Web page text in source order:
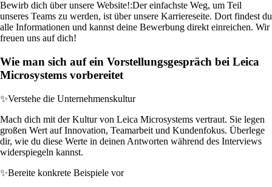
Bewirb dich über unsere Website!:Der einfachste Weg, um Teil
unseres Teams zu werden, ist über unsere Karriereseite. Dort findest du
alle Informationen und kannst deine Bewerbung direkt einreichen. Wir
freuen uns auf dich!
Wie man sich auf ein Vorstellungsgespräch bei Leica
Microsystems vorbereitet
✨Verstehe die Unternehmenskultur
Mach dich mit der Kultur von Leica Microsystems vertraut. Sie legen
großen Wert auf Innovation, Teamarbeit und Kundenfokus. Überlege
dir, wie du diese Werte in deinen Antworten während des Interviews
widerspiegeln kannst.
✨Bereite konkrete Beispiele vor